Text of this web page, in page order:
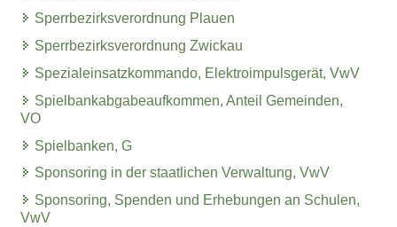
Sperrbezirksverordnung Plauen
Sperrbezirksverordnung Zwickau
Spezialeinsatzkommando, Elektroimpulsgerät, VwV
Spielbankabgabeaufkommen, Anteil Gemeinden,
VO
Spielbanken, G
Sponsoring in der staatlichen Verwaltung, VwV
Sponsoring, Spenden und Erhebungen an Schulen,
VwV